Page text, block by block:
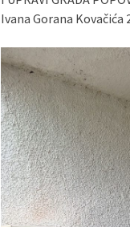
Ivana Gorana Kovačića